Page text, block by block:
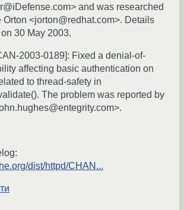
and was researched
Orton <jorton@redhat.com>. Details
30 May 2003.
2003-0189]: Fixed a denial-of-
affecting basic authentication on
to thread-safety in
The problem was reported by
dist/httpd/CHAN...